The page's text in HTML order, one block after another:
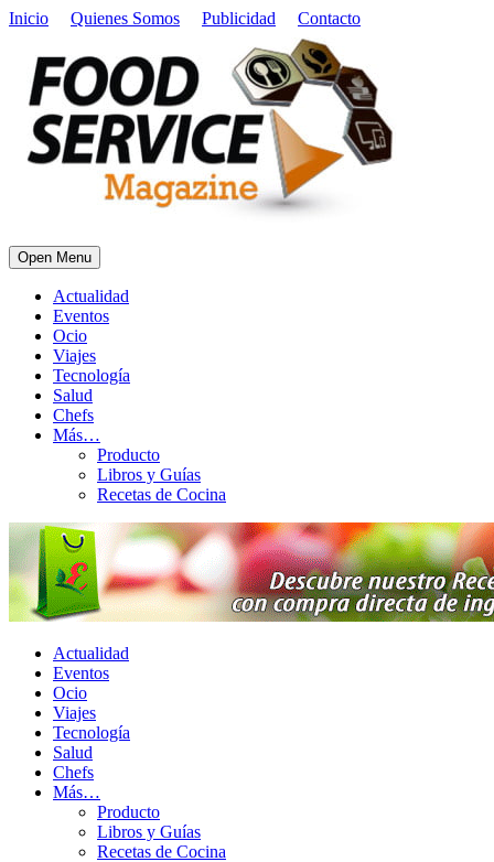
Inicio Quienes Somos Publicidad Contacto
Open Menu
Actualidad
Eventos
Ocio
Viajes
Tecnología
Salud
Chefs
Más…
Producto
Libros y Guías
Recetas de Cocina
Actualidad
Eventos
Ocio
Viajes
Tecnología
Salud
Chefs
Más…
Producto
Libros y Guías
Recetas de Cocina